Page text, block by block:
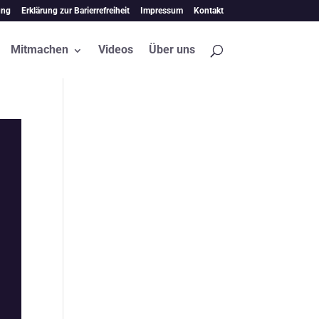
Erklärung zur Barierrefreiheit Impressum Kontakt
Mitmachen Videos Über uns